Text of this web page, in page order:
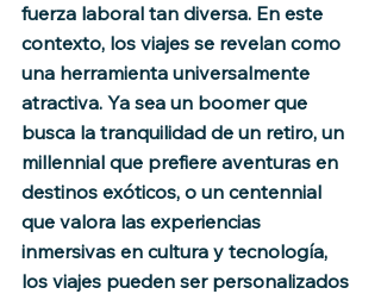
fuerza laboral tan diversa. En este
contexto, los viajes se revelan como
una herramienta universalmente
atractiva. Ya sea un boomer que
busca la tranquilidad de un retiro, un
millennial que prefiere aventuras en
destinos exóticos, o un centennial
que valora las experiencias
inmersivas en cultura y tecnología,
los viajes pueden ser personalizados